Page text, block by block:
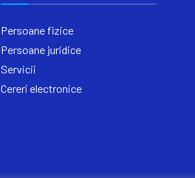
Persoane fizice
Persoane juridice
Servicii
Cereri electronice